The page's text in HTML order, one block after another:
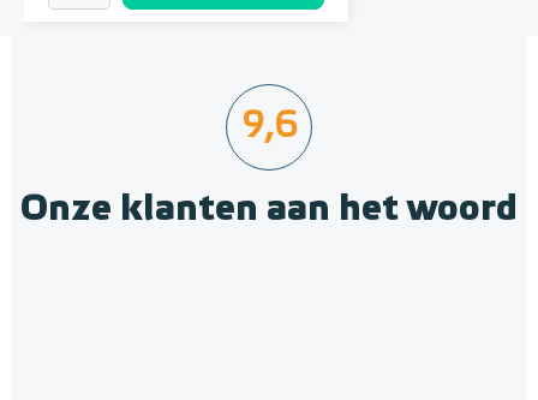
9,6
Onze klanten aan het woord